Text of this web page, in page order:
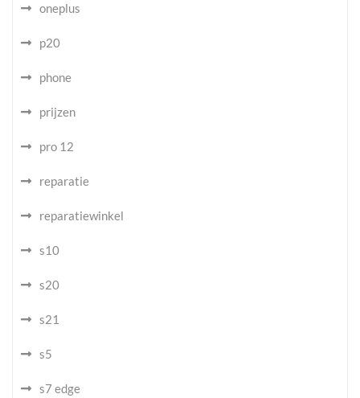
oneplus
p20
phone
prijzen
pro 12
reparatie
reparatiewinkel
s10
s20
s21
s5
s7 edge